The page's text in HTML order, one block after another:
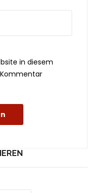
in diesem